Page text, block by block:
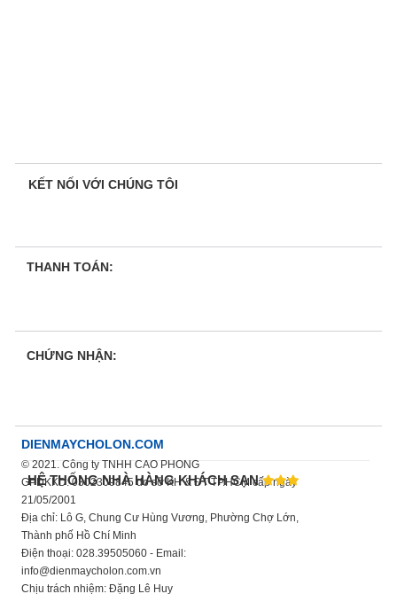
HỆ THỐNG NHÀ HÀNG KHÁCH SẠN
KẾT NỐI VỚI CHÚNG TÔI
THANH TOÁN:
CHỨNG NHẬN:
DIENMAYCHOLON.COM
© 2021. Công ty TNHH CAO PHONG
GPDKKD: 0302309845 do sở KH & ĐT TP.HCM cấp ngày
21/05/2001
Địa chỉ: Lô G, Chung Cư Hùng Vương, Phường Chợ Lớn,
Thành phố Hồ Chí Minh
Điện thoại: 028.39505060 - Email:
info@dienmaycholon.com.vn
Chịu trách nhiệm: Đặng Lê Huy